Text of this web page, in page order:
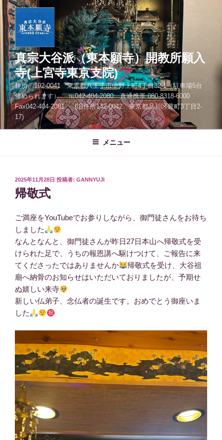
コ
ン
テ
ン
へ
ス
キ
ッ
プ
真宗大谷派（東本願寺）開教所願入
寺(上宮寺東京支院)
住所 192-0041 東京都八王子市中野上町4丁目32-1（駐車場5台
停められます） ℡042-404-2080 直通携帯 080-8318-6000
Fax042-404-2081 (旧住所142-0042 東京都品川区豊町3丁目2-
17)
メニュー
投
稿
日:
2025年11月28日 投稿者: GANNYUJI
帰敬式
ご満座をYouTubeでお参りしながら、御門徒さんをお待ち
しました
なんとなんと、御門徒さんが昨日27日本山へ帰敬式を受
けられた足で、うちの報恩講へ駆けつけて、ご報告に来
てくださったではありませんか
帰敬式を受け、大谷祖
廟へ納骨のお知らせはいただいておりましたが、予期せ
ぬ嬉しい来寺
新しい仏弟子、念仏者の誕生です。おめでとう御座いま
した